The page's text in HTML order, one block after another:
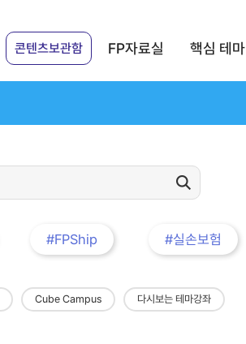
콘텐츠보관함 FP자료실 핵심 테마
#FPShip #실손보험
Cube Campus 다시보는 테마강좌